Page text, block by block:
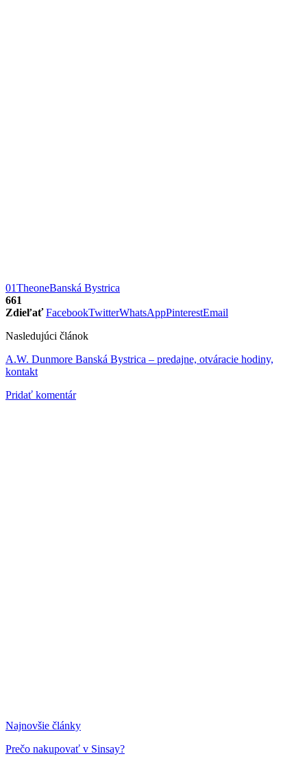
01TheoneBanská Bystrica
661
Zdieľať FacebookTwitterWhatsAppPinterestEmail
Nasledujúci článok
A.W. Dunmore Banská Bystrica – predajne, otváracie hodiny,
kontakt
Pridať komentár
Najnovšie články
Prečo nakupovať v Sinsay?